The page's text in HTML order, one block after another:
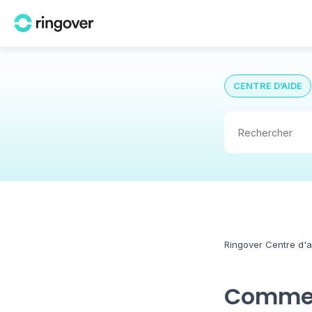
CENTRE D’AIDE
Ringover Centre